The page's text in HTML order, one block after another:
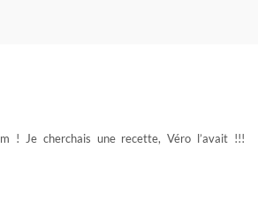
! Je cherchais une recette, Véro l’avait !!!